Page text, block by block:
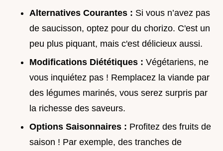
Alternatives Courantes : Si vous n’avez pas
de saucisson, optez pour du chorizo. C'est un
peu plus piquant, mais c'est délicieux aussi.
Modifications Diététiques : Végétariens, ne
vous inquiétez pas ! Remplacez la viande par
des légumes marinés, vous serez surpris par
la richesse des saveurs.
Options Saisonnaires : Profitez des fruits de
saison ! Par exemple, des tranches de